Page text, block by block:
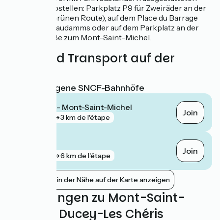
Parkzonen abstellen: Parkplatz P9 für Zweiräder an der
Voie Verte (Grünen Route), auf dem Place du Barrage
unweit des Staudamms oder auf dem Parkplatz an der
Zufahrtsstraße zum Mont-Saint-Michel.
Züge und Transport auf der
Nächstgelegene SNCF-Bahnhöfe
Pontorson - Mont-Saint-Michel
3 km de l'étape Join
6 km de l'étape Join
Bahnhöfe in der Nähe auf der Karte anzeigen
Bewertungen zu Mont-Saint-
Michel / Ducey-Les Chéris